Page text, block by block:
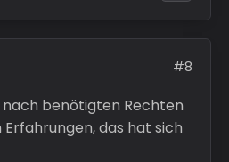
#8
benötigten Rechten
das hat sich